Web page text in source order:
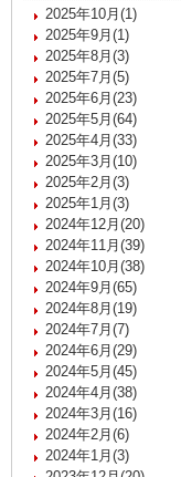
2025年10月(1)
2025年9月(1)
2025年8月(3)
2025年7月(5)
2025年6月(23)
2025年5月(64)
2025年4月(33)
2025年3月(10)
2025年2月(3)
2025年1月(3)
2024年12月(20)
2024年11月(39)
2024年10月(38)
2024年9月(65)
2024年8月(19)
2024年7月(7)
2024年6月(29)
2024年5月(45)
2024年4月(38)
2024年3月(16)
2024年2月(6)
2024年1月(3)